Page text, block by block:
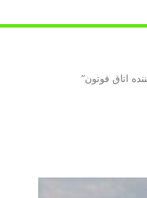
اتاق فوتون”